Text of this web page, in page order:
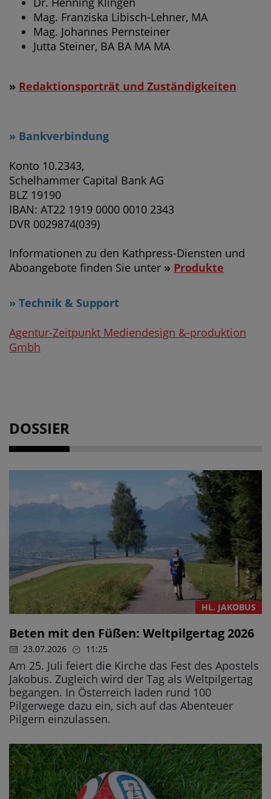
Mag. Franziska Libisch-Lehner, MA
Mag. Johannes Pernsteiner
Jutta Steiner, BA BA MA MA
» Redaktionsporträt und Zuständigkeiten
» Bankverbindung
Konto 10.2343,
Schelhammer Capital Bank AG
BLZ 19190
IBAN: AT22 1919 0000 0010 2343
DVR 0029874(039)
Informationen zu den Kathpress-Diensten und
Aboangebote finden Sie unter » Produkte
» Technik & Support
Agentur-Zeitpunkt Mediendesign &-produktion
Gmbh
DOSSIER
HL. JAKOBUS
Beten mit den Füßen: Weltpilgertag 2026
23.07.2026 11:25
Am 25. Juli feiert die Kirche das Fest des Apostels
Jakobus. Zugleich wird der Tag als Weltpilgertag
begangen. In Österreich laden rund 100
Pilgerwege dazu ein, sich auf das Abenteuer
Pilgern einzulassen.